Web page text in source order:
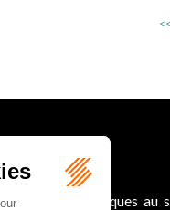
<<
historiques